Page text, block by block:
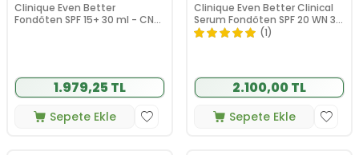
Clinique Even Better
Fondöten SPF 15+ 30 ml - CN
1.979,25 TL
Sepete Ekle
Clinique Even Better Clinical
Serum Fondöten SPF 20 WN 38
Stone 30 ml (1)
2.100,00 TL
Sepete Ekle